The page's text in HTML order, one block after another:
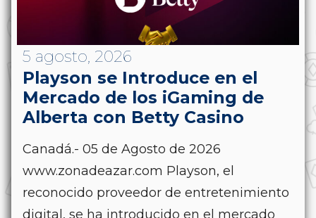
5 agosto, 2026
Playson se Introduce en el
Mercado de los iGaming de
Alberta con Betty Casino
Canadá.- 05 de Agosto de 2026
www.zonadeazar.com Playson, el
reconocido proveedor de entretenimiento
digital, se ha introducido en el mercado